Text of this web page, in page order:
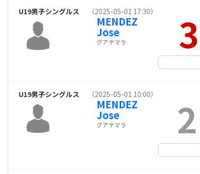
U19男子シングルス （2025-05-01 17:30）
MENDEZ
Jose
グアテマラ 3
U19男子シングルス （2025-05-01 10:00）
MENDEZ
Jose
グアテマラ 2